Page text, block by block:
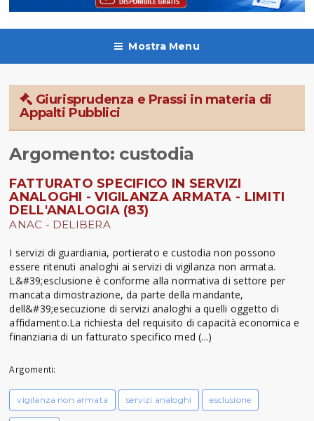
Mostra Menu
Giurisprudenza e Prassi in materia di
Appalti Pubblici
Argomento: custodia
FATTURATO SPECIFICO IN SERVIZI
ANALOGHI - VIGILANZA ARMATA - LIMITI
DELL'ANALOGIA (83)
ANAC - DELIBERA
I servizi di guardiania, portierato e custodia non possono
essere ritenuti analoghi ai servizi di vigilanza non armata.
L&#39;esclusione è conforme alla normativa di settore per
mancata dimostrazione, da parte della mandante,
dell&#39;esecuzione di servizi analoghi a quelli oggetto di
affidamento.La richiesta del requisito di capacità economica e
finanziaria di un fatturato specifico med (...)
Argomenti:
vigilanza non armata servizi analoghi esclusione